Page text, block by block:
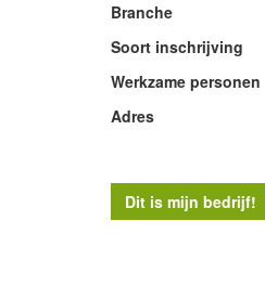
Branche
Soort inschrijving
Werkzame personen
Adres